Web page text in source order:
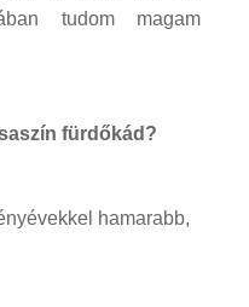
tudom magam
fürdőkád?
hamarabb,